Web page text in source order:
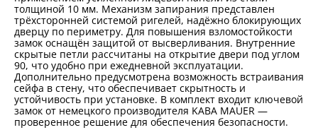
толщиной 10 мм. Механизм запирания представлен
трёхсторонней системой ригелей, надёжно блокирующих
дверцу по периметру. Для повышения взломостойкости
замок оснащён защитой от высверливания. Внутренние
скрытые петли рассчитаны на открытие двери под углом
90, что удобно при ежедневной эксплуатации.
Дополнительно предусмотрена возможность встраивания
сейфа в стену, что обеспечивает скрытность и
устойчивость при установке. В комплект входит ключевой
замок от немецкого производителя KABA MAUER —
проверенное решение для обеспечения безопасности.